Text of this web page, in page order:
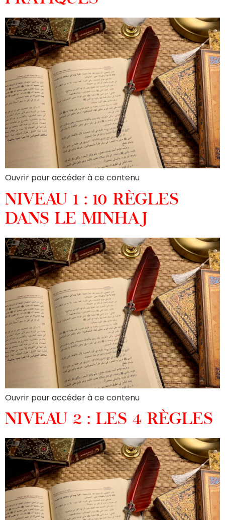
Ouvrir pour accéder à ce contenu
NIVEAU 1 : 10 RÈGLES
DANS LE MINHAJ
Ouvrir pour accéder à ce contenu
NIVEAU 2 : LES 4 RÈGLES